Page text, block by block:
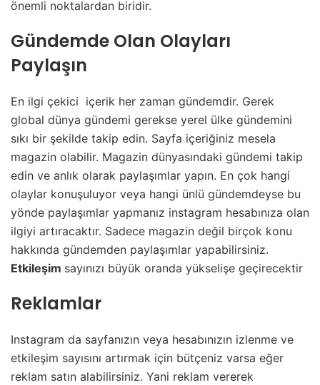
önemli noktalardan biridir.
Gündemde Olan Olayları
Paylaşın
En ilgi çekici içerik her zaman gündemdir. Gerek
global dünya gündemi gerekse yerel ülke gündemini
sıkı bir şekilde takip edin. Sayfa içeriğiniz mesela
magazin olabilir. Magazin dünyasındaki gündemi takip
edin ve anlık olarak paylaşımlar yapın. En çok hangi
olaylar konuşuluyor veya hangi ünlü gündemdeyse bu
yönde paylaşımlar yapmanız instagram hesabınıza olan
ilgiyi artıracaktır. Sadece magazin değil birçok konu
hakkında gündemden paylaşımlar yapabilirsiniz.
Etkileşim sayınızı büyük oranda yükselişe geçirecektir
Reklamlar
Instagram da sayfanızın veya hesabınızın izlenme ve
etkileşim sayısını artırmak için bütçeniz varsa eğer
reklam satın alabilirsiniz. Yani reklam vererek